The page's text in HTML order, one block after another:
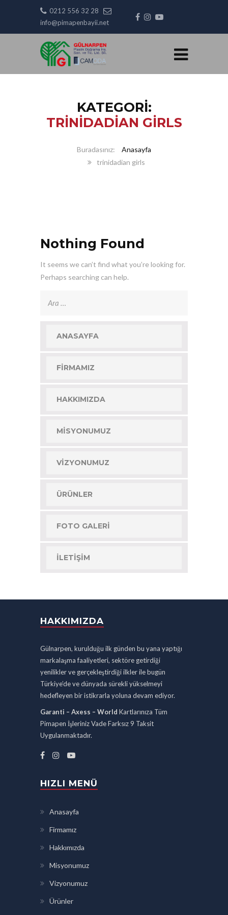
0212 556 32 28
info@pimapenbayii.net
KATEGORI:
TRINIDADIAN GIRLS
Anasayfa
trinidadian girls
Nothing Found
It seems we can’t find what you’re looking for.
Perhaps searching can help.
ANASAYFA
FIRMAMIZ
HAKKIMIZDA
MISYONUMUZ
VIZYONUMUZ
ÜRÜNLER
FOTO GALERI
İLETIŞIM
HAKKIMIZDA
Gülnarpen, kurulduğu ilk günden bu yana yaptığı
markalaşma faaliyetleri, sektöre getirdiği
yenilikler ve gerçekleştirdiği ilkler ile bugün
Türkiye’de ve dünyada sürekli yükselmeyi
hedefleyen bir istikrarla yoluna devam ediyor.
Garanti – Axess – World Kartlarınıza Tüm
Pimapen İşleriniz Vade Farksız 9 Taksit
Uygulanmaktadır.
HIZLI MENÜ
Anasayfa
Firmamız
Hakkımızda
Misyonumuz
Vizyonumuz
Ürünler